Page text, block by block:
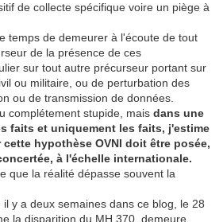
de collecte spécifique voire un piège à
temps de demeurer à l'écoute de tout
de la présence de ces
sur tout autre précurseur portant sur
ou militaire, ou de perturbation des
ou de transmission de données.
complétement stupide, mais dans une
faits et uniquement les faits, j'estime
hypothèse OVNI doit être posée,
à l'échelle internationale.
que la réalité dépasse souvent la
y a deux semaines dans ce blog, le 28
la disparition du MH 370, demeure